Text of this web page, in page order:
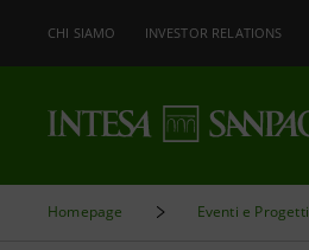
CHI SIAMO INVESTOR RELATIONS
Homepage Eventi e Progetti